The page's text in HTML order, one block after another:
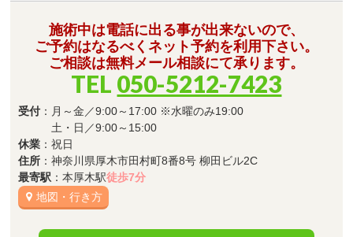
施術中は電話に出る事が出来ないので、
ご予約はなるべくネット予約を利用下さい。
ご相談は無料メール相談にて承ります。
TEL 050-5212-7423
受付 ：月～金／9:00～17:00 ※水曜のみ19:00
土・日／9:00～15:00
休業 ：祝日
住所 ：神奈川県厚木市田村町8番8号 柳田ビル2C
最寄駅 ：本厚木駅徒歩7分
地図・行き方